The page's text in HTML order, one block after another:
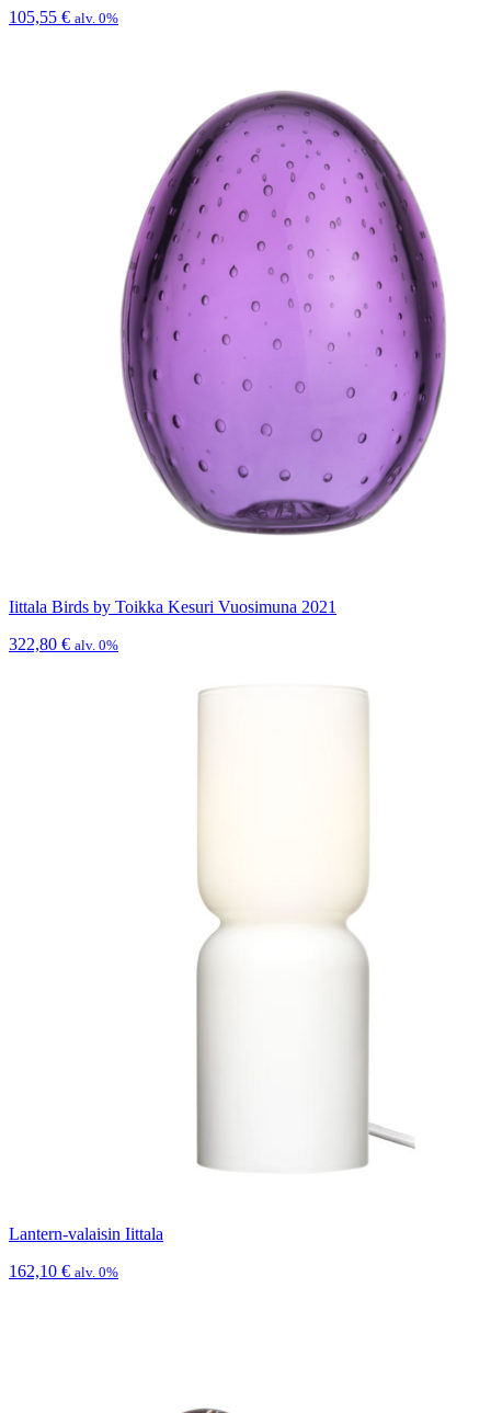
105,55 € alv. 0%
Iittala Birds by Toikka Kesuri Vuosimuna 2021
322,80 € alv. 0%
Lantern-valaisin Iittala
162,10 € alv. 0%